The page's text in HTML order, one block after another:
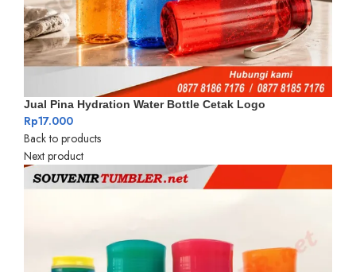
Jual Pina Hydration Water Bottle Cetak Logo
Rp17.000
Back to products
Next product